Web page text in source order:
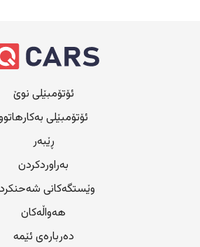
ئۆتۆمبێلی نوێ
ئۆتۆمبێلی
ڕێبەر
بەراوردکردن
وێستگەکانی
هەواڵەکان
دەربارەی ئێمە